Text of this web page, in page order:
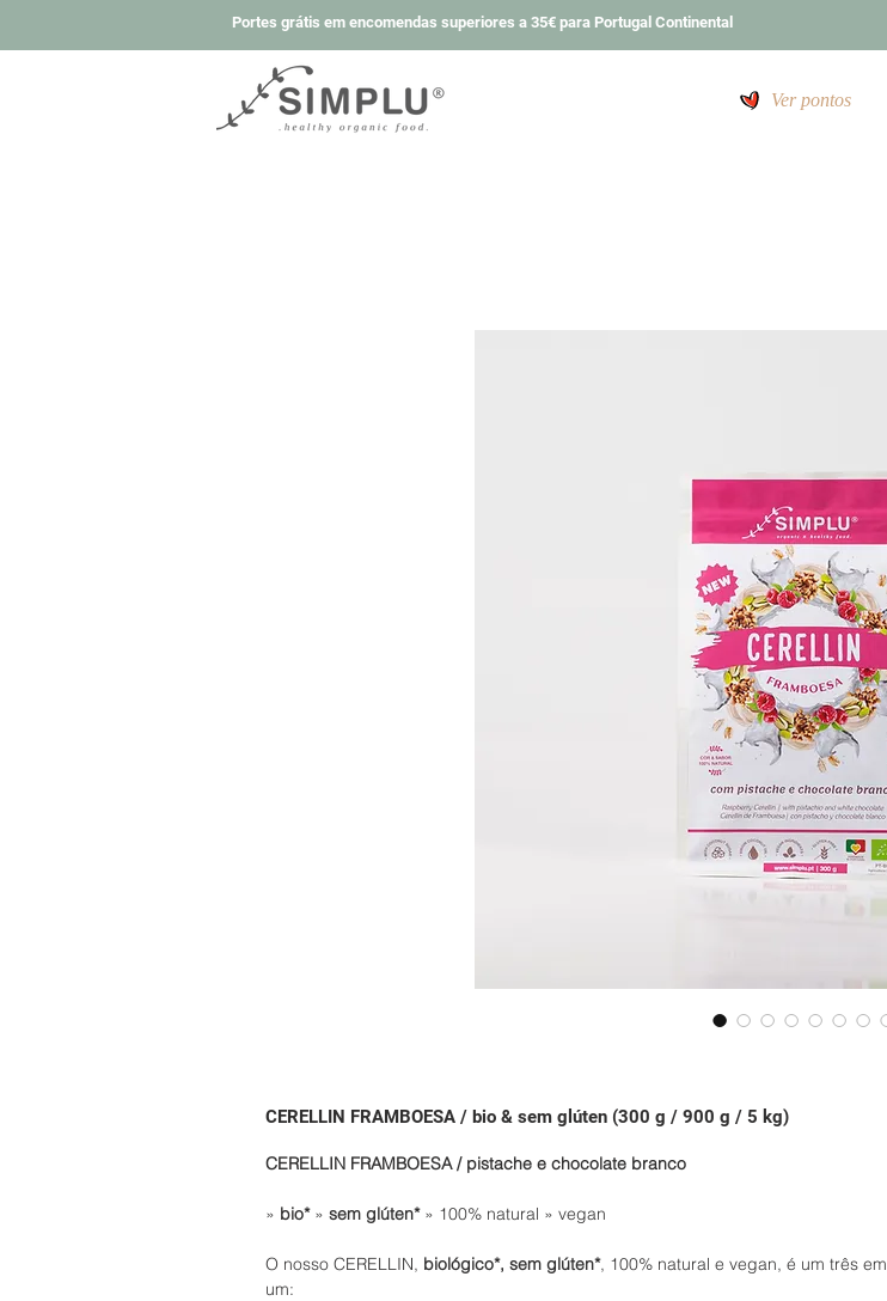
Portes grátis em encomendas superiores a 35€ para Portugal Continental
Ver pontos
CERELLIN FRAMBOESA / bio & sem glúten (300 g / 900 g / 5 kg)
CERELLIN FRAMBOESA / pistache e chocolate branco
» bio*» sem glúten*» 100% natural » vegan
O nosso CERELLIN, biológico*, sem glúten*, 100% natural e vegan, é um três em
um: